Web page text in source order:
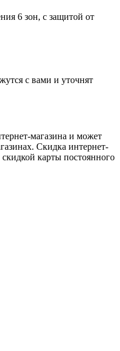
6 зон, с защитой от
с вами и уточнят
магазина и может
Скидка интернет-
карты постоянного